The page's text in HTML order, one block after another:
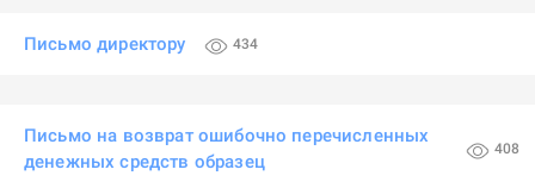
Письмо директору 434
Письмо на возврат ошибочно перечисленных
денежных средств образец
408